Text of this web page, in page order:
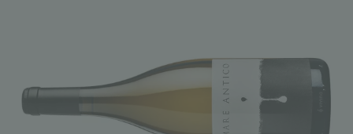
הכרחי
Cookie